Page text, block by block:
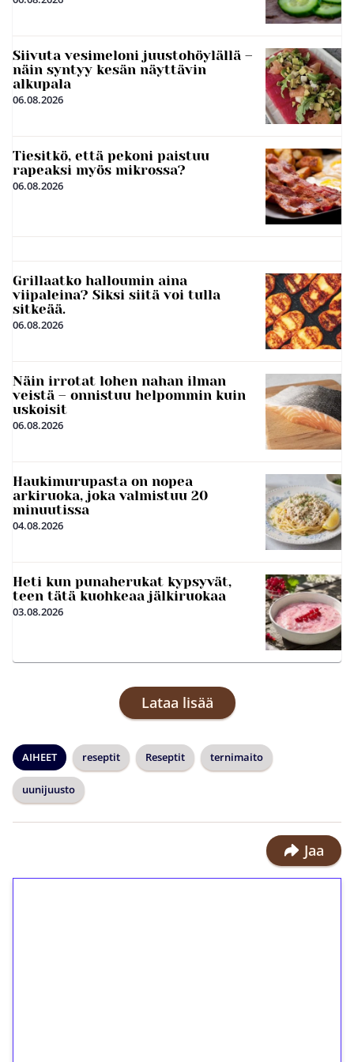
Siivuta vesimeloni juustohöylällä –
näin syntyy kesän näyttävin
alkupala
06.08.2026
Tiesitkö, että pekoni paistuu
rapeaksi myös mikrossa?
06.08.2026
Grillaatko halloumin aina
viipaleina? Siksi siitä voi tulla
sitkeää.
06.08.2026
Näin irrotat lohen nahan ilman
veistä – onnistuu helpommin kuin
uskoisit
06.08.2026
Haukimurupasta on nopea
arkiruoka, joka valmistuu 20
minuutissa
04.08.2026
Heti kun punaherukat kypsyvät,
teen tätä kuohkeaa jälkiruokaa
03.08.2026
Lataa lisää
AIHEET reseptit Reseptit ternimaito
uunijuusto
Jaa